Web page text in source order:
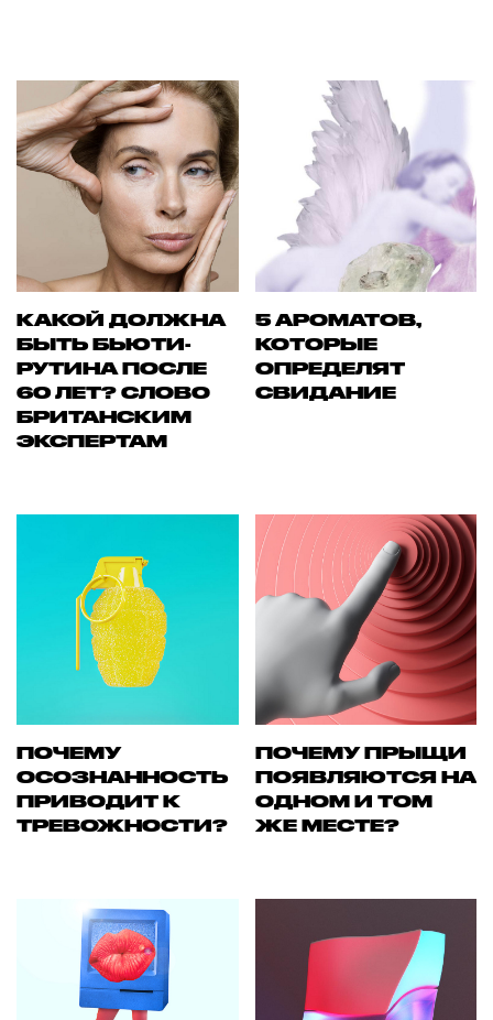
КАКОЙ ДОЛЖНА
БЫТЬ БЬЮТИ-
РУТИНА ПОСЛЕ
60 ЛЕТ? СЛОВО
БРИТАНСКИМ
ЭКСПЕРТАМ
5 АРОМАТОВ,
КОТОРЫЕ
ОПРЕДЕЛЯТ
СВИДАНИЕ
ПОЧЕМУ
ОСОЗНАННОСТЬ
ПРИВОДИТ К
ТРЕВОЖНОСТИ?
ПОЧЕМУ ПРЫЩИ
ПОЯВЛЯЮТСЯ НА
ОДНОМ И ТОМ
ЖЕ МЕСТЕ?